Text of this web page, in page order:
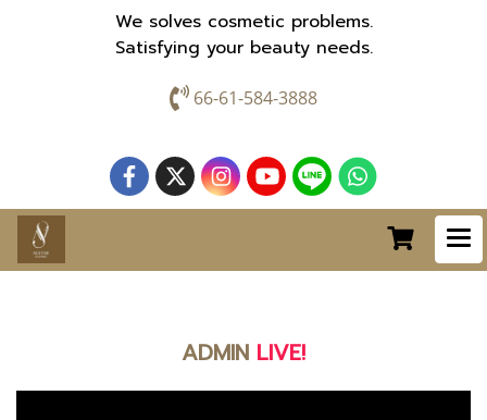
We solves cosmetic problems.
Satisfying your beauty needs.
66-61-584-3888
ADMIN LIVE!